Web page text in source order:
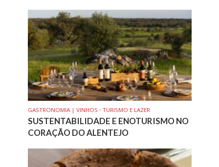
GASTRONOMIA | VINHOS • TURISMO E LAZER
SUSTENTABILIDADE E ENOTURISMO NO
CORAÇÃO DO ALENTEJO